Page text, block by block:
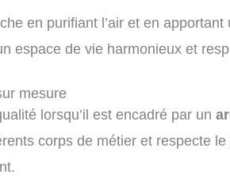
en purifiant l’air et en
espace de vie harmonieux et
mesure
lorsqu’il est encadré par un
corps de métier et respecte